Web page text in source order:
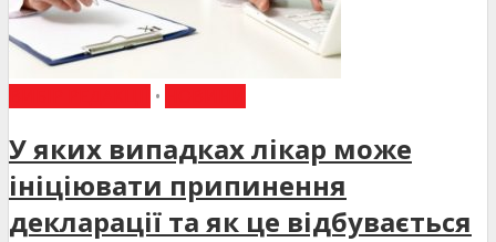
•
У яких випадках лікар може
ініціювати припинення
декларації та як це відбувається